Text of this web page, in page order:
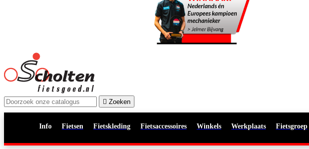
 Zoeken
Info Fietsen Fietskleding Fietsaccessoires Winkels Werkplaats Fietsgroep